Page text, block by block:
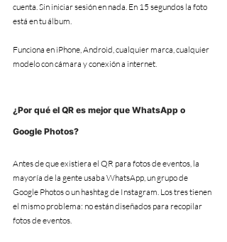
cuenta. Sin iniciar sesión en nada. En 15 segundos la foto
está en tu álbum.
Funciona en iPhone, Android, cualquier marca, cualquier
modelo con cámara y conexión a internet.
¿Por qué el QR es mejor que WhatsApp o
Google Photos?
Antes de que existiera el QR para fotos de eventos, la
mayoría de la gente usaba WhatsApp, un grupo de
Google Photos o un hashtag de Instagram. Los tres tienen
el mismo problema: no están diseñados para recopilar
fotos de eventos.